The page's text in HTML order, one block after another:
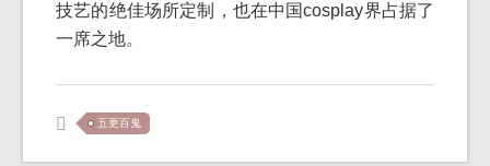
技艺的绝佳场所定制，也在中国cosplay界占据了
一席之地。
五更百鬼